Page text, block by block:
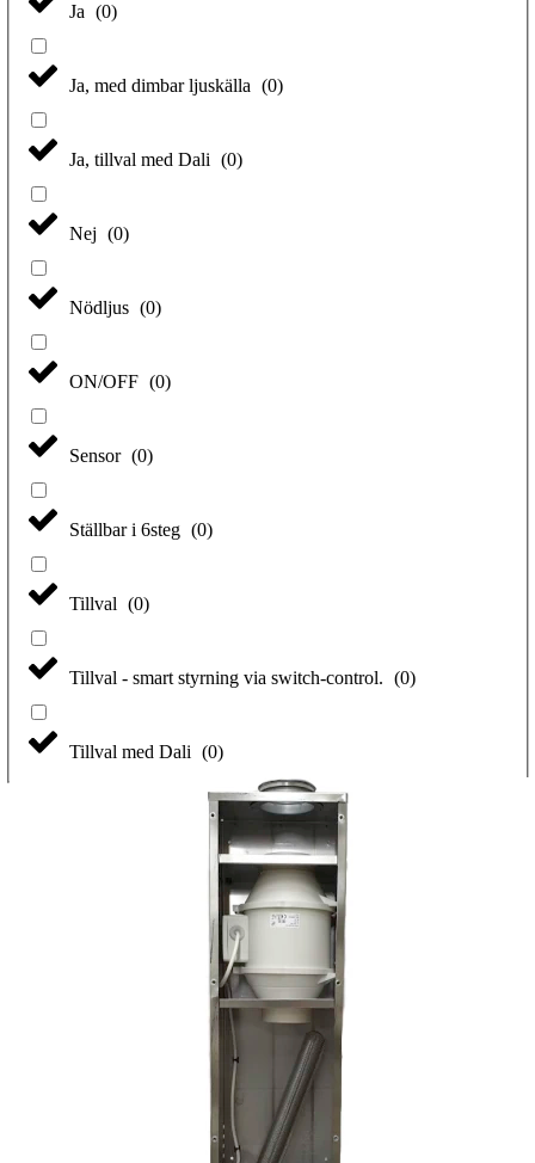
Ja (0)
Ja, med dimbar ljuskälla (0)
Ja, tillval med Dali (0)
Nej (0)
Nödljus (0)
ON/OFF (0)
Sensor (0)
Ställbar i 6steg (0)
Tillval (0)
Tillval - smart styrning via switch-control. (0)
Tillval med Dali (0)